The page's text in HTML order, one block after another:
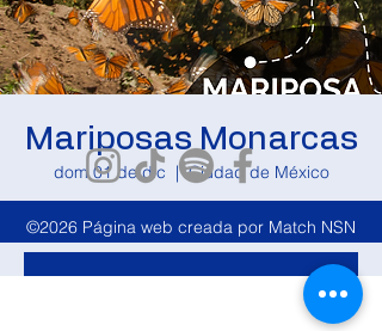
Mariposas Monarcas
dom 01 de dic
  |
Ciudad de México
Ya no es posible registrarse
©2026 Página web creada por Match NSN